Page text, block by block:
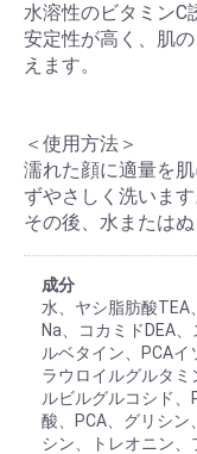
水溶性のビタミンC
安定性が高く、肌
えます。
＜使用方法＞
濡れた顔に適量を
ずやさしく洗います
その後、水または
成分
水、ヤシ脂肪酸TEA
Na、コカミドDEA
ルベタイン、PCAイ
ラウロイルグルタ
ルビルグルコシド
酸、PCA、グリシン
シン、トレオニン、